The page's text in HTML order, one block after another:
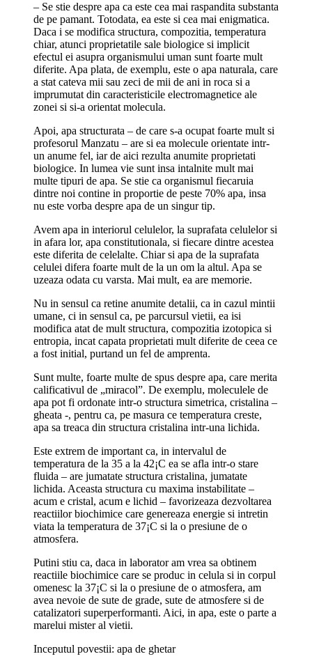
– Se stie despre apa ca este cea mai raspandita substanta
de pe pamant. Totodata, ea este si cea mai enigmatica.
Daca i se modifica structura, compozitia, temperatura
chiar, atunci proprietatile sale biologice si implicit
efectul ei asupra organismului uman sunt foarte mult
diferite. Apa plata, de exemplu, este o apa naturala, care
a stat cateva mii sau zeci de mii de ani in roca si a
imprumutat din caracteristicile electromagnetice ale
zonei si si-a orientat molecula.
Apoi, apa structurata – de care s-a ocupat foarte mult si
profesorul Manzatu – are si ea molecule orientate intr-
un anume fel, iar de aici rezulta anumite proprietati
biologice. In lumea vie sunt insa intalnite mult mai
multe tipuri de apa. Se stie ca organismul fiecaruia
dintre noi contine in proportie de peste 70% apa, insa
nu este vorba despre apa de un singur tip.
Avem apa in interiorul celulelor, la suprafata celulelor si
in afara lor, apa constitutionala, si fiecare dintre acestea
este diferita de celelalte. Chiar si apa de la suprafata
celulei difera foarte mult de la un om la altul. Apa se
uzeaza odata cu varsta. Mai mult, ea are memorie.
Nu in sensul ca retine anumite detalii, ca in cazul mintii
umane, ci in sensul ca, pe parcursul vietii, ea isi
modifica atat de mult structura, compozitia izotopica si
entropia, incat capata proprietati mult diferite de ceea ce
a fost initial, purtand un fel de amprenta.
Sunt multe, foarte multe de spus despre apa, care merita
calificativul de „miracol”. De exemplu, moleculele de
apa pot fi ordonate intr-o structura simetrica, cristalina –
gheata -, pentru ca, pe masura ce temperatura creste,
apa sa treaca din structura cristalina intr-una lichida.
Este extrem de important ca, in intervalul de
temperatura de la 35 a la 42¡C ea se afla intr-o stare
fluida – are jumatate structura cristalina, jumatate
lichida. Aceasta structura cu maxima instabilitate –
acum e cristal, acum e lichid – favorizeaza dezvoltarea
reactiilor biochimice care genereaza energie si intretin
viata la temperatura de 37¡C si la o presiune de o
atmosfera.
Putini stiu ca, daca in laborator am vrea sa obtinem
reactiile biochimice care se produc in celula si in corpul
omenesc la 37¡C si la o presiune de o atmosfera, am
avea nevoie de sute de grade, sute de atmosfere si de
catalizatori superperformanti. Aici, in apa, este o parte a
marelui mister al vietii.
Inceputul povestii: apa de ghetar